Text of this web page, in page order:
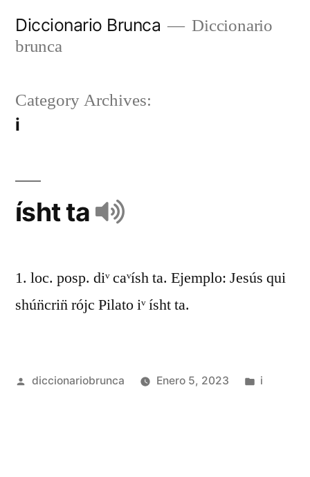
Diccionario Brunca
Diccionario
brunca
Category Archives:
i
ísht ta
1. loc. posp. diᵛ caᵛísh ta. Ejemplo: Jesús qui
shún̈crin̈ rójc Pilato iᵛ ísht ta.
diccionariobrunca Enero 5, 2023 i